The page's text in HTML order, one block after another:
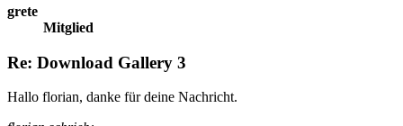
grete
Mitglied
Re: Download Gallery 3
Hallo florian, danke für deine Nachricht.